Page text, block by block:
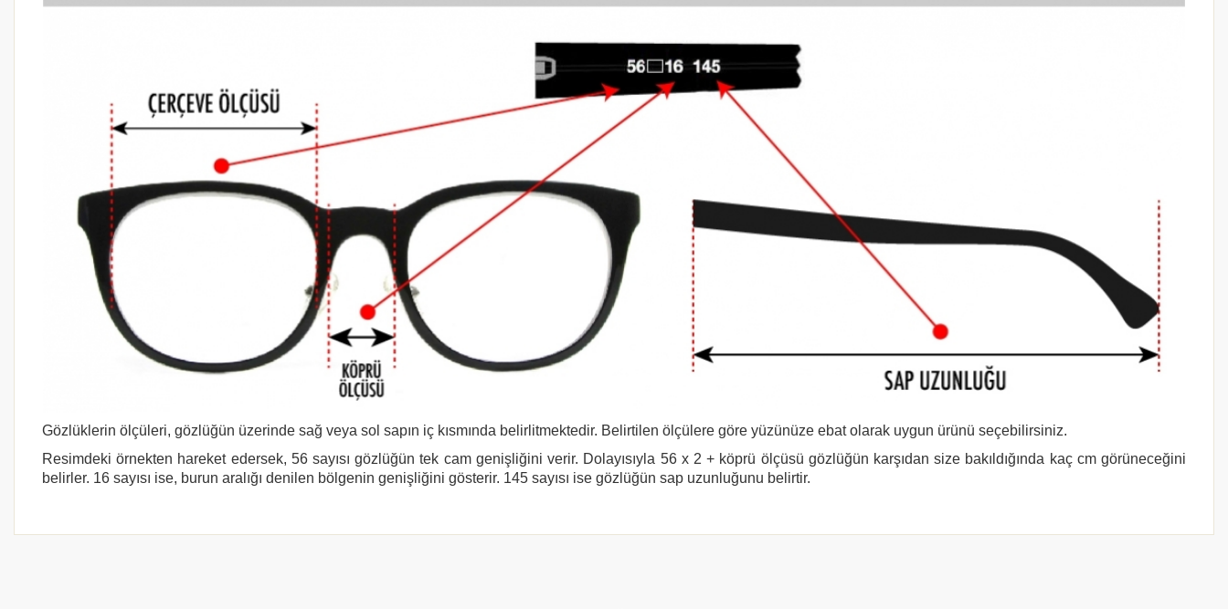
Gözlüklerin ölçüleri, gözlüğün üzerinde sağ veya sol sapın iç kısmında belirlitmektedir. Belirtilen ölçülere göre yüzünüze ebat olarak uygun ürünü seçebilirsiniz.
Resimdeki örnekten hareket edersek, 56 sayısı gözlüğün tek cam genişliğini verir. Dolayısıyla 56 x 2 + köprü ölçüsü gözlüğün karşıdan size bakıldığında kaç cm görüneceğini
belirler. 16 sayısı ise, burun aralığı denilen bölgenin genişliğini gösterir. 145 sayısı ise gözlüğün sap uzunluğunu belirtir.